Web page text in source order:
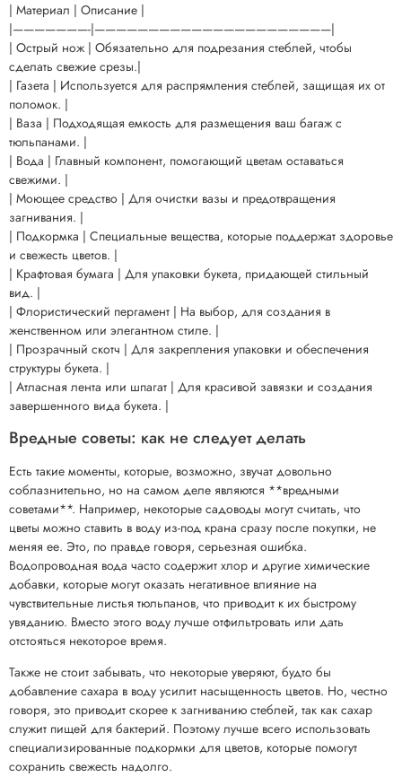
| Материал | Описание |
|———————-|——————————————————————|
| Острый нож | Обязательно для подрезания стеблей, чтобы
сделать свежие срезы.|
| Газета | Используется для распрямления стеблей, защищая их от
поломок. |
| Ваза | Подходящая емкость для размещения ваш багаж с
тюльпанами. |
| Вода | Главный компонент, помогающий цветам оставаться
свежими. |
| Моющее средство | Для очистки вазы и предотвращения
загнивания. |
| Подкормка | Специальные вещества, которые поддержат здоровье
и свежесть цветов. |
| Крафтовая бумага | Для упаковки букета, придающей стильный
вид. |
| Флористический пергамент | На выбор, для создания в
женственном или элегантном стиле. |
| Прозрачный скотч | Для закрепления упаковки и обеспечения
структуры букета. |
| Атласная лента или шпагат | Для красивой завязки и создания
завершенного вида букета. |
Вредные советы: как не следует делать
Есть такие моменты, которые, возможно, звучат довольно
соблазнительно, но на самом деле являются **вредными
советами**. Например, некоторые садоводы могут считать, что
цветы можно ставить в воду из-под крана сразу после покупки, не
меняя ее. Это, по правде говоря, серьезная ошибка.
Водопроводная вода часто содержит хлор и другие химические
добавки, которые могут оказать негативное влияние на
чувствительные листья тюльпанов, что приводит к их быстрому
увяданию. Вместо этого воду лучше отфильтровать или дать
отстояться некоторое время.
Также не стоит забывать, что некоторые уверяют, будто бы
добавление сахара в воду усилит насыщенность цветов. Но, честно
говоря, это приводит скорее к загниванию стеблей, так как сахар
служит пищей для бактерий. Поэтому лучше всего использовать
специализированные подкормки для цветов, которые помогут
сохранить свежесть надолго.